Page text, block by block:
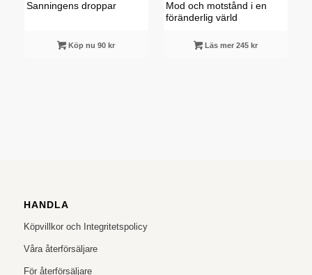
Sanningens droppar
Köp nu 90 kr
Mod och motstånd i en
föränderlig värld
Läs mer 245 kr
HANDLA
Köpvillkor och Integritetspolicy
Våra återförsäljare
För återförsäljare